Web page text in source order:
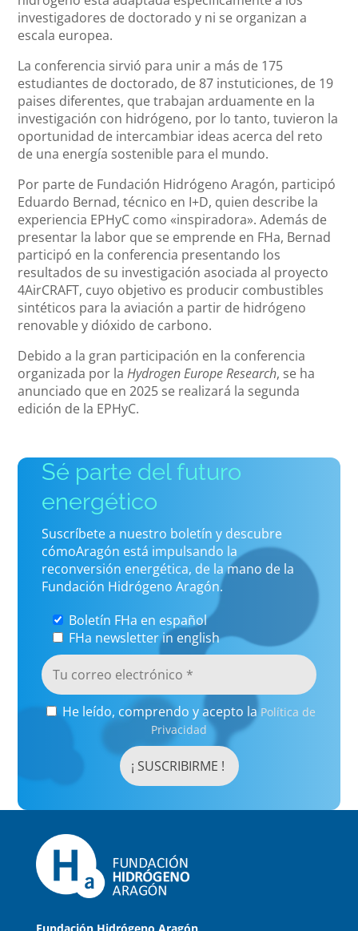
investigadores de doctorado y ni se organizan a
escala europea.
La conferencia sirvió para unir a más de 175
estudiantes de doctorado, de 87 instuticiones, de 19
paises diferentes, que trabajan arduamente en la
investigación con hidrógeno, por lo tanto, tuvieron la
oportunidad de intercambiar ideas acerca del reto
de una energía sostenible para el mundo.
Por parte de Fundación Hidrógeno Aragón, participó
Eduardo Bernad, técnico en I+D, quien describe la
experiencia EPHyC como «inspiradora». Además de
presentar la labor que se emprende en FHa, Bernad
participó en la conferencia presentando los
resultados de su investigación asociada al proyecto
4AirCRAFT, cuyo objetivo es producir combustibles
sintéticos para la aviación a partir de hidrógeno
renovable y dióxido de carbono.
Debido a la gran participación en la conferencia
organizada por laHydrogen Europe Research, se ha
anunciado que en 2025 se realizará la segunda
edición de la EPHyC.
Sé parte del futuro
energético
Suscríbete a nuestro boletín y descubre
cómoAragón está impulsando la
reconversión energética, de la mano de la
Fundación Hidrógeno Aragón.
Boletín FHa en español
FHa newsletter in english
He leído, comprendo y acepto la Política de
Privacidad